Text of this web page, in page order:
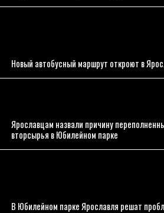
Новый автобусный маршрут откроют в
Ярославцам назвали причину
вторсырья в Юбилейном парке
В Юбилейном парке Ярославля решат